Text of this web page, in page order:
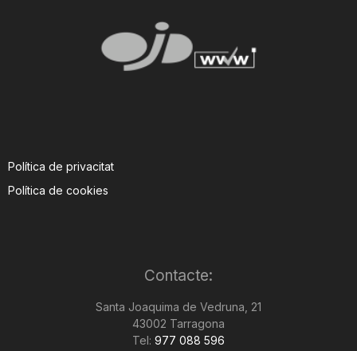
Política de privacitat
Política de cookies
Contacte:
Santa Joaquima de Vedruna, 21
43002 Tarragona
Tel: 977 088 596